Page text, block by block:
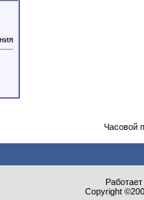
Часовой
Copyright